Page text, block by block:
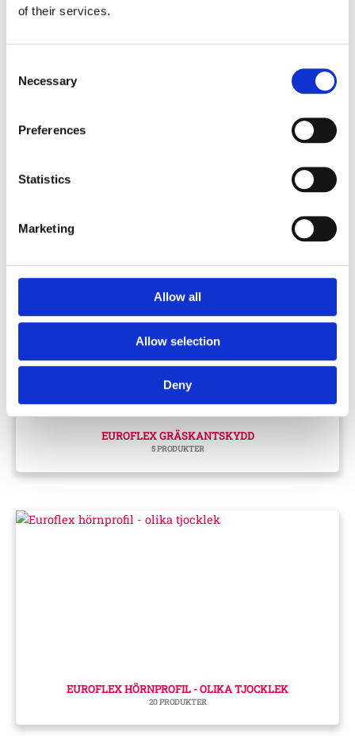
of their services.
Selection
Necessary
Preferences
Statistics
Marketing
Allow all
Allow selection
Deny
EUROFLEX GRÄSKANTSKYDD
5 PRODUKTER
EUROFLEX HÖRNPROFIL - OLIKA TJOCKLEK
20 PRODUKTER